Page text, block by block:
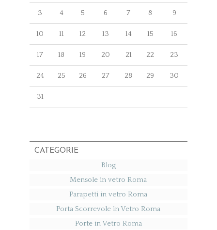
3 4 5 6 7 8 9
10 11 12 13 14 15 16
17 18 19 20 21 22 23
24 25 26 27 28 29 30
31
CATEGORIE
Blog
Mensole in vetro Roma
Parapetti in vetro Roma
Porta Scorrevole in Vetro Roma
Porte in Vetro Roma